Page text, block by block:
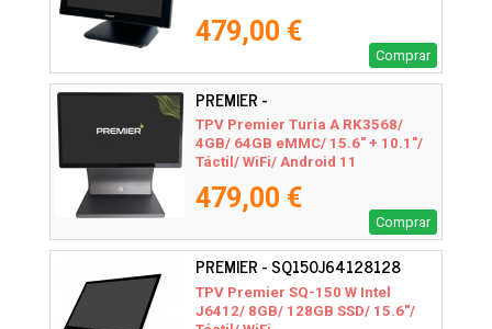
479,00 €
Comprar
PREMIER -
TURIA156RK35684642ND10G
TPV Premier Turia A RK3568/
4GB/ 64GB eMMC/ 15.6" + 10.1"/
Táctil/ WiFi/ Android 11
479,00 €
Comprar
PREMIER - SQ150J64128128
TPV Premier SQ-150 W Intel
J6412/ 8GB/ 128GB SSD/ 15.6"/